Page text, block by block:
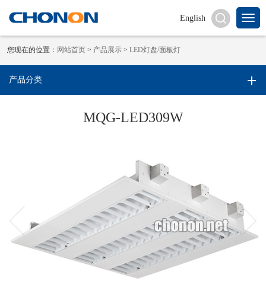
English
您现在的位置： 网站首页 > 产品展示 >LED灯盘/面板灯
产品分类
MQG-LED309W